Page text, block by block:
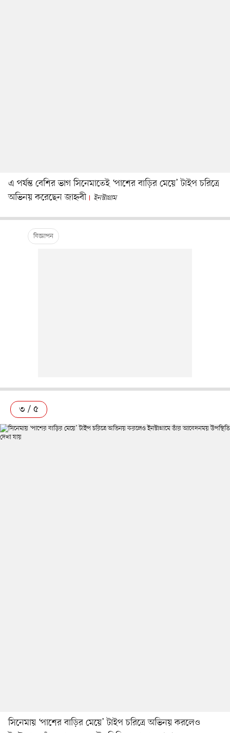
এ পর্যন্ত বেশির ভাগ সিনেমাতেই ‘পাশের বাড়ির মেয়ে’ টাইপ চরিত্রে
অভিনয় করেছেন জাহ্নবী
ইনস্টাগ্রাম
৩ / ৫
সিনেমায় ‘পাশের বাড়ির মেয়ে’ টাইপ চরিত্রে অভিনয় করলেও